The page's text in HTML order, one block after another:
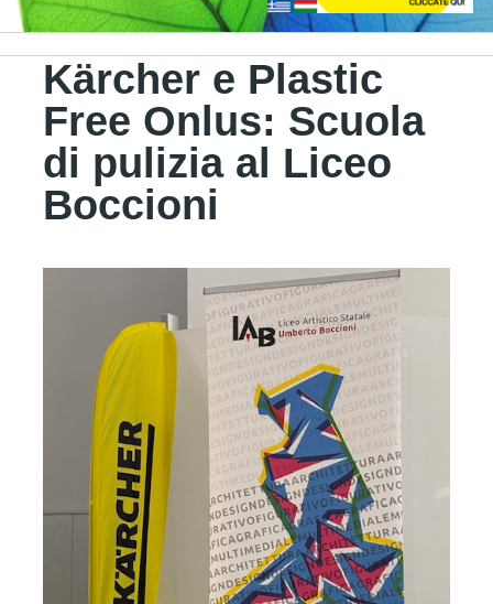
Kärcher e Plastic
Free Onlus: Scuola
di pulizia al Liceo
Boccioni